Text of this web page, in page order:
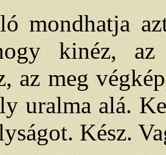
mondhatja
kinéz,
az meg
uralma alá.
Kész.